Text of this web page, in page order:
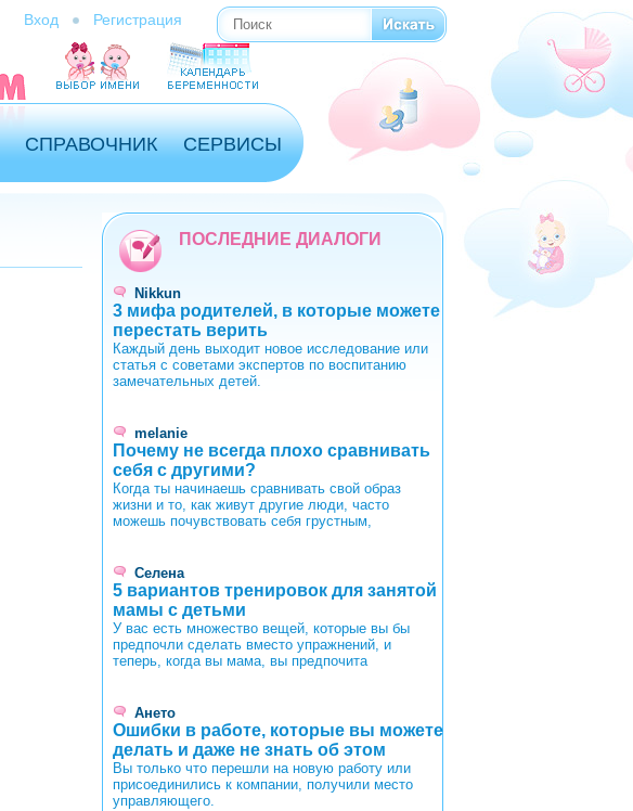
Вход Регистрация Форма поиска
Поиск
СПРАВОЧНИК СЕРВИСЫ
ПОСЛЕДНИЕ ДИАЛОГИ
Nikkun
3 мифа родителей, в которые можете
перестать верить
Каждый день выходит новое исследование или
статья с советами экспертов по воспитанию
замечательных детей.
melanie
Почему не всегда плохо сравнивать
себя с другими?
Когда ты начинаешь сравнивать свой образ
жизни и то, как живут другие люди, часто
можешь почувствовать себя грустным,
Селена
5 вариантов тренировок для занятой
мамы с детьми
У вас есть множество вещей, которые вы бы
предпочли сделать вместо упражнений, и
теперь, когда вы мама, вы предпочита
Ането
Ошибки в работе, которые вы можете
делать и даже не знать об этом
Вы только что перешли на новую работу или
присоединились к компании, получили место
управляющего.